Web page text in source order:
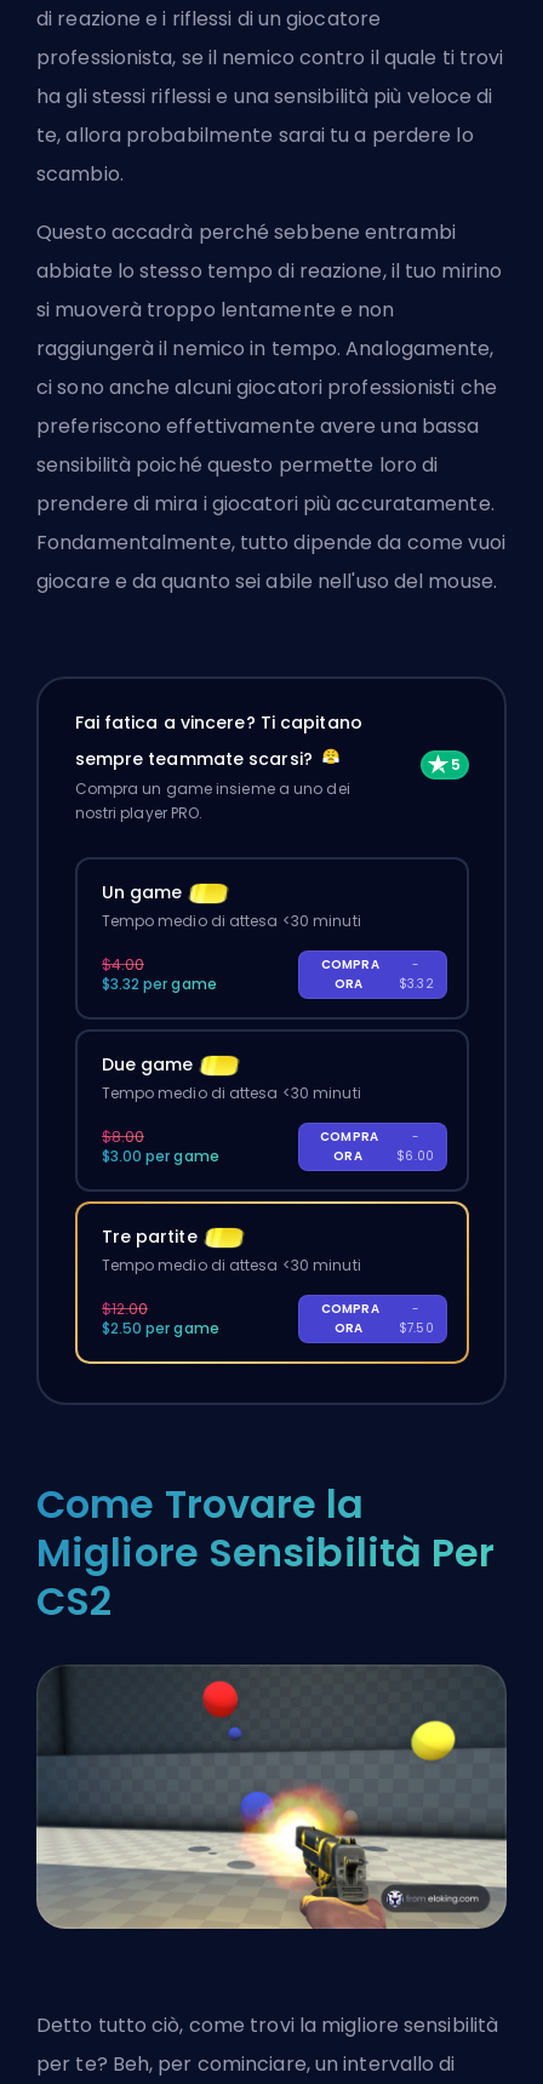
di reazione e i riflessi di un giocatore
professionista, se il nemico contro il quale ti trovi
ha gli stessi riflessi e una sensibilità più veloce di
te, allora probabilmente sarai tu a perdere lo
scambio.
Questo accadrà perché sebbene entrambi
abbiate lo stesso tempo di reazione, il tuo mirino
si muoverà troppo lentamente e non
raggiungerà il nemico in tempo. Analogamente,
ci sono anche alcuni giocatori professionisti che
preferiscono effettivamente avere una bassa
sensibilità poiché questo permette loro di
prendere di mira i giocatori più accuratamente.
Fondamentalmente, tutto dipende da come vuoi
giocare e da quanto sei abile nell'uso del mouse.
Fai fatica a vincere? Ti capitano
sempre teammate scarsi?
Compra un game insieme a uno dei
nostri player PRO.
Un game
Tempo medio di attesa <30 minuti
$4.00
$3.32 per game
COMPRA
ORA
-
$3.32
Due game
Tempo medio di attesa <30 minuti
$8.00
$3.00 per game
COMPRA
ORA
-
$6.00
Tre partite
Tempo medio di attesa <30 minuti
$12.00
$2.50 per game
COMPRA
ORA
-
$7.50
Come Trovare la
Migliore Sensibilità Per
CS2
Detto tutto ciò, come trovi la migliore sensibilità
per te? Beh, per cominciare, un intervallo di